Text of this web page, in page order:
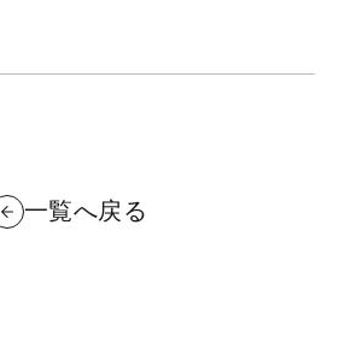
一覧へ戻る